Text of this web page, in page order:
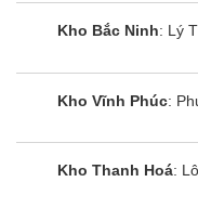
Kho Bắc Ninh: Lý
Kho Vĩnh Phúc:
Kho Thanh Hoá: